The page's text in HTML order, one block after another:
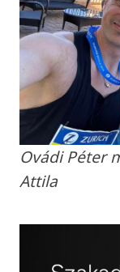
Ovádi Péter
Attila